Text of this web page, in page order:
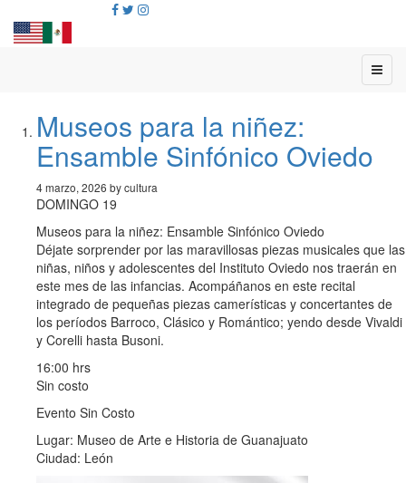
Museos para la niñez:
Ensamble Sinfónico Oviedo
4 marzo, 2026 by cultura
DOMINGO 19
Museos para la niñez: Ensamble Sinfónico Oviedo
Déjate sorprender por las maravillosas piezas musicales que las
niñas, niños y adolescentes del Instituto Oviedo nos traerán en
este mes de las infancias. Acompáñanos en este recital
integrado de pequeñas piezas camerísticas y concertantes de
los períodos Barroco, Clásico y Romántico; yendo desde Vivaldi
y Corelli hasta Busoni.
16:00 hrs
Sin costo
Evento Sin Costo
Lugar: Museo de Arte e Historia de Guanajuato
Ciudad: León